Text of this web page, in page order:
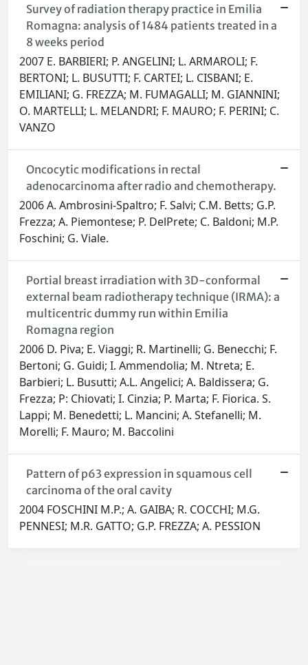
Survey of radiation therapy practice in Emilia
Romagna: analysis of 1484 patients treated in a
8 weeks period
2007 E. BARBIERI; P. ANGELINI; L. ARMAROLI; F.
BERTONI; L. BUSUTTI; F. CARTEI; L. CISBANI; E.
EMILIANI; G. FREZZA; M. FUMAGALLI; M. GIANNINI;
O. MARTELLI; L. MELANDRI; F. MAURO; F. PERINI; C.
VANZO
Oncocytic modifications in rectal
adenocarcinoma after radio and chemotherapy.
2006 A. Ambrosini-Spaltro; F. Salvi; C.M. Betts; G.P.
Frezza; A. Piemontese; P. DelPrete; C. Baldoni; M.P.
Foschini; G. Viale.
Portial breast irradiation with 3D-conformal
external beam radiotherapy technique (IRMA): a
multicentric dummy run within Emilia
Romagna region
2006 D. Piva; E. Viaggi; R. Martinelli; G. Benecchi; F.
Bertoni; G. Guidi; I. Ammendolia; M. Ntreta; E.
Barbieri; L. Busutti; A.L. Angelici; A. Baldissera; G.
Frezza; P: Chiovati; I. Cinzia; P. Marta; F. Fiorica. S.
Lappi; M. Benedetti; L. Mancini; A. Stefanelli; M.
Morelli; F. Mauro; M. Baccolini
Pattern of p63 expression in squamous cell
carcinoma of the oral cavity
2004 FOSCHINI M.P.; A. GAIBA; R. COCCHI; M.G.
PENNESI; M.R. GATTO; G.P. FREZZA; A. PESSION